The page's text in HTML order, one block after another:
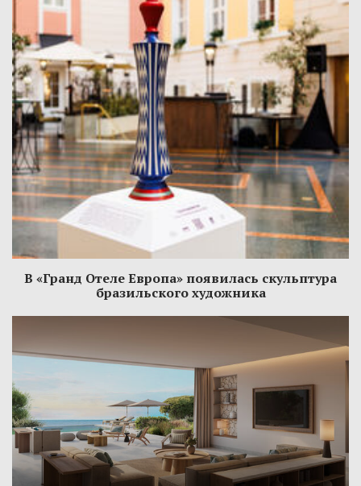
В «Гранд Отеле Европа» появилась скульптура
бразильского художника